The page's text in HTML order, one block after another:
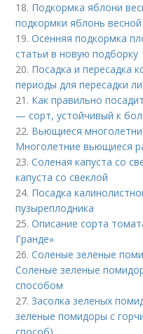
18. Подкормка яблони
подкормки яблонь весной
19.Осенняя подкормка
статьи в новую подборку
20. Посадка и пересадка
периоды для пересадки
21. Как правильно
— сорт, устойчивый к
22. Вьющиеся
Многолетние вьющиеся
23.Соленая капуста со
капуста со свеклой
24. Посадка
пузыреплодника
25.Описание сорта
Гранде»
26.Соленые зеленые
Соленые зеленые
способом
27.Засолка зеленых
зеленые помидоры с